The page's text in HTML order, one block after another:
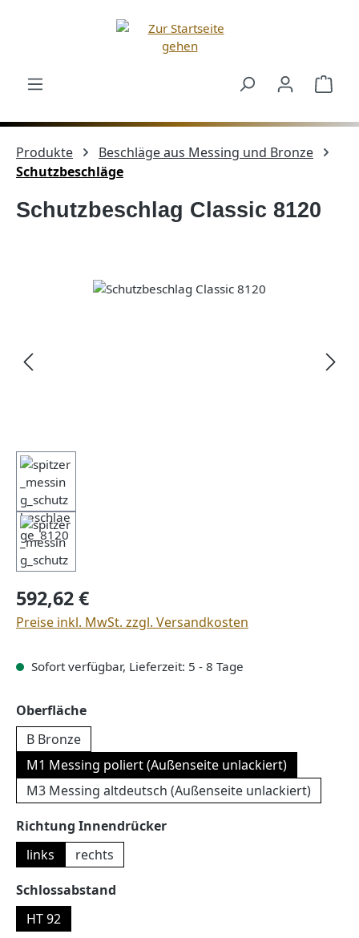
Zum Hauptinhalt springen
Produkte
Beschläge aus Messing und Bronze
Schutzbeschläge
Schutzbeschlag Classic 8120
Bildergalerie überspringen
Regulärer Preis:
592,62 €
Preise inkl. MwSt. zzgl. Versandkosten
Sofort verfügbar, Lieferzeit: 5 - 8 Tage
Oberflächeauswählen
B Bronze
M1 Messing poliert (Außenseite unlackiert)
M3 Messing altdeutsch (Außenseite unlackiert)
Richtung Innendrückerauswählen
links
rechts
Schlossabstand
HT 92